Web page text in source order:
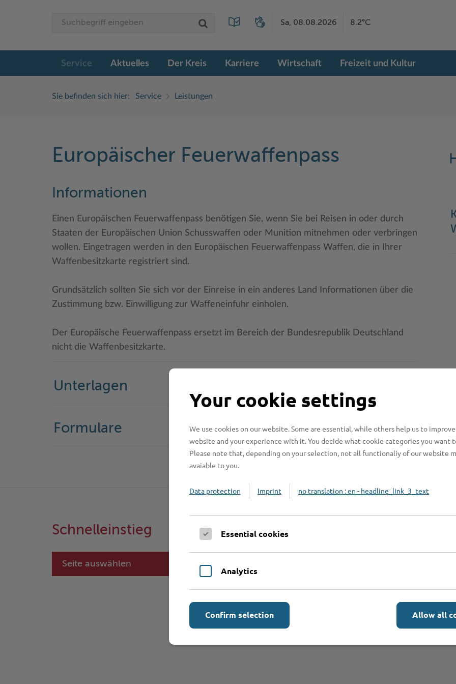
Sa, 08.08.2026 8.2°C
Service Aktuelles Der Kreis Karriere Wirtschaft Freizeit und Kultur
Sie befinden sich hier: Service Leistungen
Europäischer Feuerwaffenpass
Informationen
Einen Europäischen Feuerwaffenpass benötigen Sie, wenn Sie bei Reisen in oder durch
Staaten der Europäischen Union Schusswaffen oder Munition mitnehmen oder verbringen
wollen. Eingetragen werden in den Europäischen Feuerwaffenpass Waffen, die in Ihrer
Waffenbesitzkarte registriert sind.
Grundsätzlich sollten Sie sich vor der Einreise in ein anderes Land Informationen über die
Zustimmung bzw. Einwilligung zur Waffeneinfuhr einholen.
Der Europäische Feuerwaffenpass ersetzt im Bereich der Bundesrepublik Deutschland
nicht die Waffenbesitzkarte.
Unterlagen
Formulare
Schnelleinstieg
Seite auswählen
Online-Services
Formulare
Your cookie settings
We use cookies on our website. Some are essential, while others help us to
website and your experience with it. You decide what cookie categories you want
Please note that, depending on your selection, not all functionaliy of our website
avaiable to you.
Data protection Imprint no translation : en - headline_link_3_text
Essential cookies
Analytics
Allow all
Confirm selection